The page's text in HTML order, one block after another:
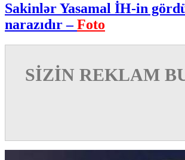
Sakinlər Yasamal İH-in
narazıdır –Foto
SİZİN REKLAM